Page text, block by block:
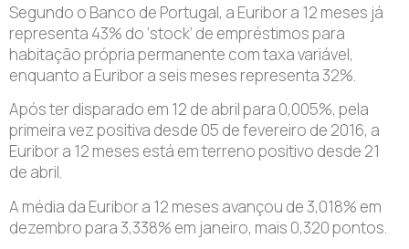
Segundo o Banco de Portugal, a Euribor a 12 meses já
representa 43% do ‘stock’ de empréstimos para
habitação própria permanente com taxa variável,
enquanto a Euribor a seis meses representa 32%.
Após ter disparado em 12 de abril para 0,005%, pela
primeira vez positiva desde 05 de fevereiro de 2016, a
Euribor a 12 meses está em terreno positivo desde 21
de abril.
A média da Euribor a 12 meses avançou de 3,018% em
dezembro para 3,338% em janeiro, mais 0,320 pontos.